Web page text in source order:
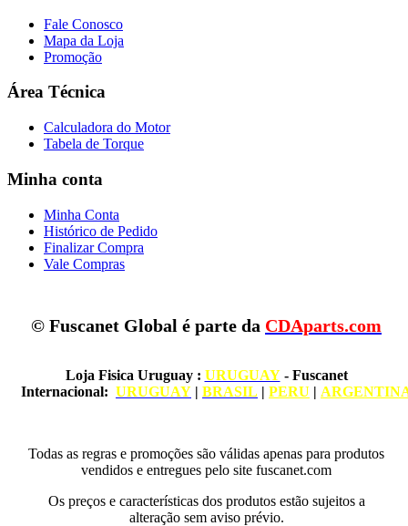
Fale Conosco
Mapa da Loja
Promoção
Área Técnica
Calculadora do Motor
Tabela de Torque
Minha conta
Minha Conta
Histórico de Pedido
Finalizar Compra
Vale Compras
© Fuscanet Global é parte da CDAparts.com
Loja Fisica Uruguay: URUGUAY- Fuscanet
Internacional: URUGUAY | BRASIL | PERU |
Todas as regras e promoções são válidas apenas para produtos
vendidos e entregues pelo site fuscanet.com
Os preços e características dos produtos estão sujeitos a
alteração sem aviso prévio.